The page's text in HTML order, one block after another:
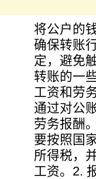
将公户的
确保转账
定，避免
转账的一
工资和劳
通过对公
劳务报酬
要按照国
所得税，
工资。2.